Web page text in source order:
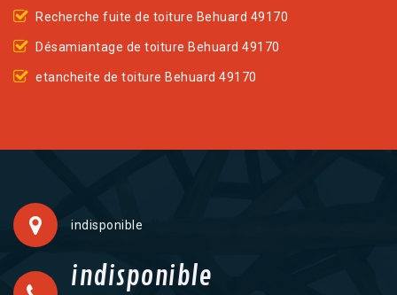
Recherche fuite de toiture Behuard 49170
Désamiantage de toiture Behuard 49170
etancheite de toiture Behuard 49170
indisponible
indisponible